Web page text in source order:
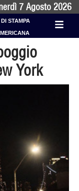
7 Agosto 2026
STAMPA
York